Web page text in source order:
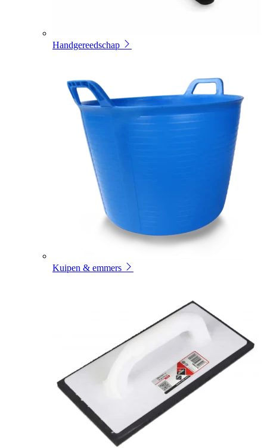
Handgereedschap
Kuipen & emmers